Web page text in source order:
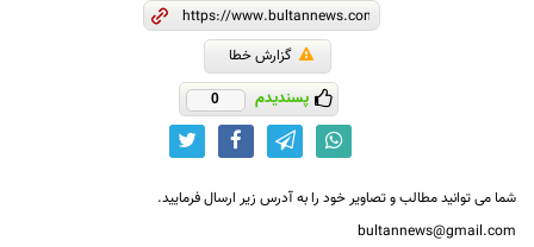
گزارش خطا
پسندیدم 0
شما می توانید مطالب و تصاویر خود را به آدرس زیر ارسال فرمایید.
bultannews@gmail.com